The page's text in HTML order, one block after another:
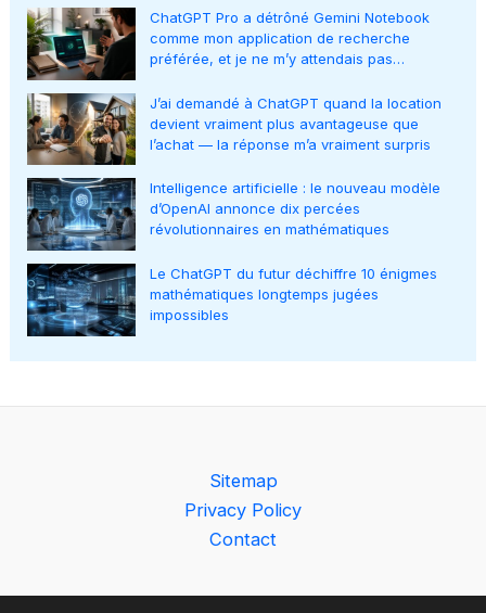
ChatGPT Pro a détrôné Gemini Notebook
comme mon application de recherche
préférée, et je ne m’y attendais pas…
J’ai demandé à ChatGPT quand la location
devient vraiment plus avantageuse que
l’achat — la réponse m’a vraiment surpris
Intelligence artificielle : le nouveau modèle
d’OpenAI annonce dix percées
révolutionnaires en mathématiques
Le ChatGPT du futur déchiffre 10 énigmes
mathématiques longtemps jugées
impossibles
Sitemap
Privacy Policy
Contact